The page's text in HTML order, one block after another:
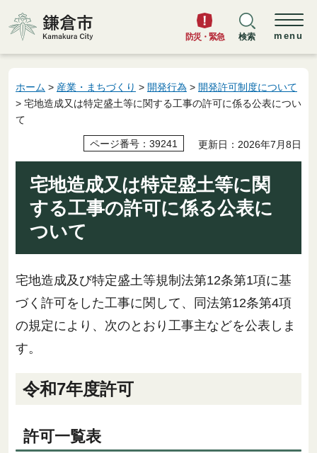
鎌倉市
防災・緊急 検索 menu
ホーム > 産業・まちづくり > 開発行為 > 開発許可制度について
> 宅地造成又は特定盛土等に関する工事の許可に係る公表につい
て
ページ番号：39241 更新日：2026年7月8日
宅地造成又は特定盛土等に関
する工事の許可に係る公表に
ついて
宅地造成及び特定盛土等規制法第12条第1項に基
づく許可をした工事に関して、同法第12条第4項
の規定により、次のとおり工事主などを公表しま
す。
令和7年度許可
許可一覧表